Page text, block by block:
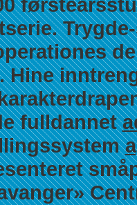
Hine
fulldannet